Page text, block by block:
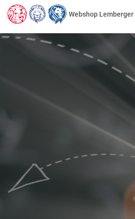
Webshop Lemberger